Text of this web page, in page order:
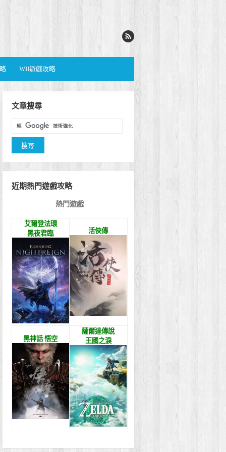
WII遊戲攻略
文章搜尋
近期熱門遊戲攻略
熱門遊戲
艾爾登法環
黑夜君臨
活俠傳
黑神話 悟空
薩爾達傳說
王國之淚